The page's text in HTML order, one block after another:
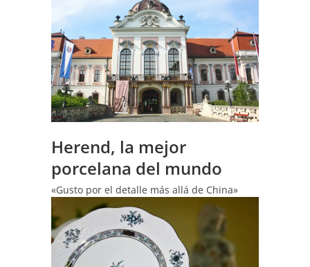
Herend, la mejor
porcelana del mundo
«Gusto por el detalle más allá de China»